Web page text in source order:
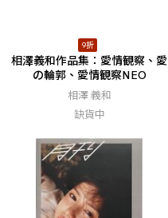
9折
相澤義和作品集：愛情観察、愛
の輪郭、愛情観察NEO
相澤 義和
缺貨中